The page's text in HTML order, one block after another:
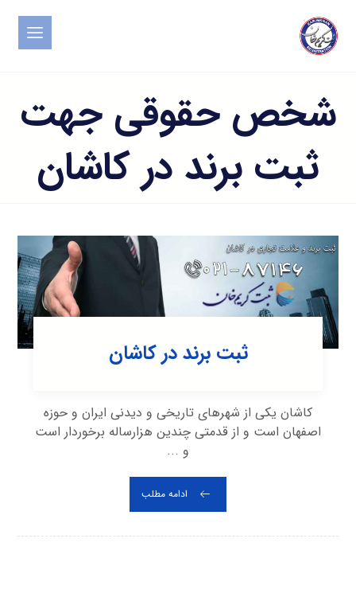
شخص حقوقی جهت
ثبت برند در کاشان
ثبت برند در کاشان
کاشان یکی از شهرهای تاریخی و دیدنی ایران و حوزه
اصفهان است و از قدمتی چندین هزارساله برخوردار است
و ...
ادامه مطلب